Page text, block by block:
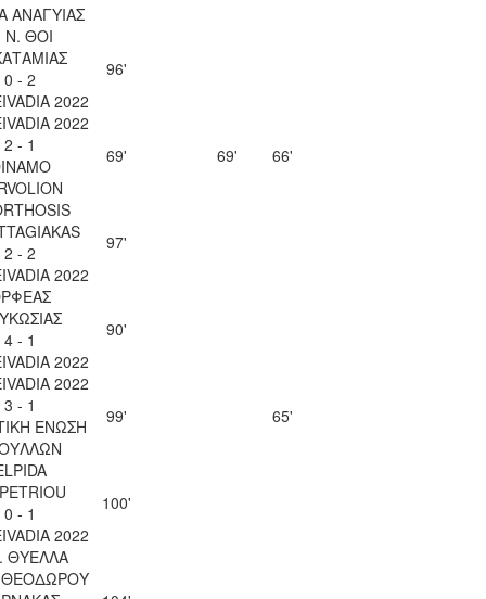
ΑΝΑΓΥΙΑΣ
Ν. ΘΟΙ
0 - 2
2022
96'
2022
2 - 1
69' 69' 66'
2 - 2
2022
97'
4 - 1
2022
90'
2022
3 - 1
ΕΝΩΣΗ
99' 65'
0 - 1
2022
100'
ΘΥΕΛΛΑ
ΘΕΟΔΩΡΟΥ